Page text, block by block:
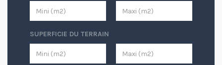
SUPERFICIE DU TERRAIN